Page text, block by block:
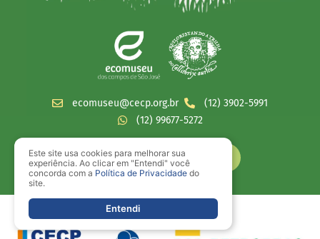
ecomuseu@cecp.org.br
(12) 3902-5991
(12) 99677-5272
Este site usa cookies para melhorar sua
experiência. Ao clicar em "Entendi" você
concorda com a Política de Privacidade do
site.
Entendi